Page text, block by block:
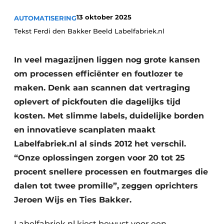
AUTOMATISERING13 oktober 2025
Tekst Ferdi den Bakker Beeld Labelfabriek.nl
In veel magazijnen liggen nog grote kansen
om processen efficiënter en foutlozer te
maken. Denk aan scannen dat vertraging
oplevert of pickfouten die dagelijks tijd
kosten. Met slimme labels, duidelijke borden
en innovatieve scanplaten maakt
Labelfabriek.nl al sinds 2012 het verschil.
“Onze oplossingen zorgen voor 20 tot 25
procent snellere processen en foutmarges die
dalen tot twee promille”, zeggen oprichters
Jeroen Wijs en Ties Bakker.